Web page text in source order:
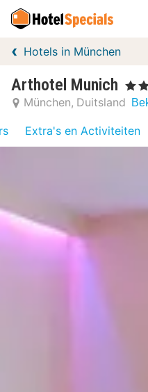
Hotels in München
Arthotel Munich , 3
München Duitsland
Extra's en Activiteiten